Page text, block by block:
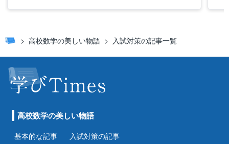
高校数学の美しい物語 入試対策の記事一覧
高校数学の美しい物語
基本的な記事
入試対策の記事